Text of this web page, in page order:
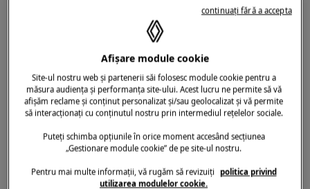
Poșta Română continuă reînnoirea parcului
auto cu vehicule noi, tehnologizate și
customizabile, ca parte a procesului de
modernizare prin care trece Compania și a
grijei pe care o acordă atât pentru siguranța
șoferilor și a altor participanți la trafic, cât și
pentru eficientizarea costurilor operaționale
pentru serviciile de coletărie pe distanțe lungi.
Afișare module cookie
Site-ul nostru web și partenerii săi folosesc module cookie pentru a
măsura audiența și performanța site-ului. Acest lucru ne permite să vă
afișăm reclame și conținut personalizat și/sau geolocalizat și vă permite
să interacționați cu conținutul nostru prin intermediul rețelelor sociale.
Puteți schimba opțiunile în orice moment accesând secțiunea
„Gestionare module cookie” de pe site-ul nostru.
Pentru mai multe informații, vă rugăm să revizuiți politica privind
utilizarea modulelor cookie.
continuați fără a accepta